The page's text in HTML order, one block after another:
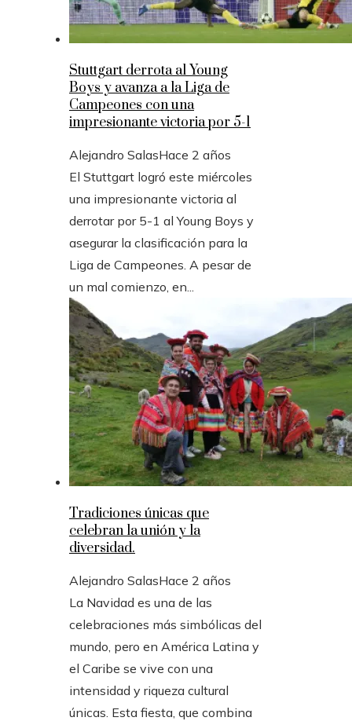
Stuttgart derrota al Young
Boys y avanza a la Liga de
Campeones con una
impresionante victoria por 5-1
Alejandro SalasHace 2 años
El Stuttgart logró este miércoles
una impresionante victoria al
derrotar por 5-1 al Young Boys y
asegurar la clasificación para la
Liga de Campeones. A pesar de
un mal comienzo, en...
Tradiciones únicas que
celebran la unión y la
diversidad.
Alejandro SalasHace 2 años
La Navidad es una de las
celebraciones más simbólicas del
mundo, pero en América Latina y
el Caribe se vive con una
intensidad y riqueza cultural
únicas. Esta fiesta, que combina